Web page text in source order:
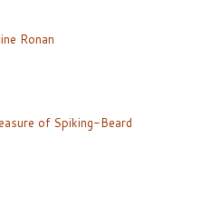
Ronan
of Spiking-Beard